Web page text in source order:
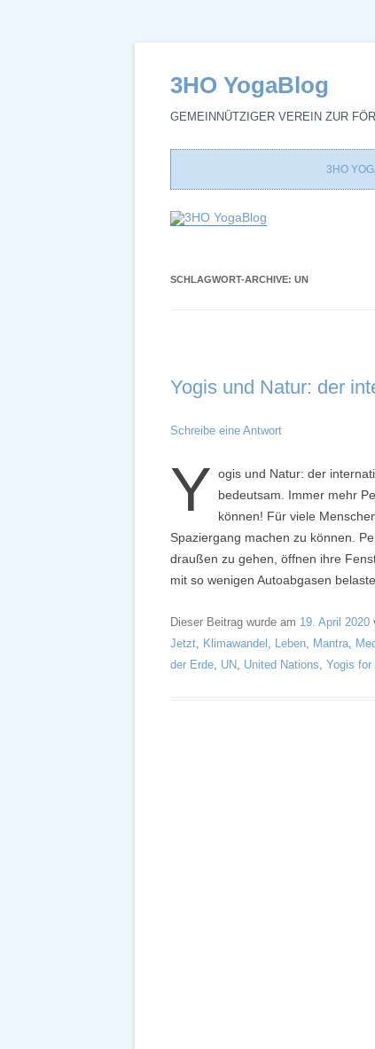
3HO YogaBlog
GEMEINNÜTZIGER VEREIN ZUR
3HO
SCHLAGWORT-ARCHIVE: UN
Yogis und Natur: der
Schreibe eine Antwort
Y ogis und Natur: der
bedeutsam. Immer mehr
können! Für viele
Spaziergang machen zu können.
draußen zu gehen, öffnen ihre
mit so wenigen Autoabgasen
Dieser Beitrag wurde am 19. April 2020
Jetzt, Klimawandel , Leben, Mantra,
der Erde, UN, United Nations, Yogis for